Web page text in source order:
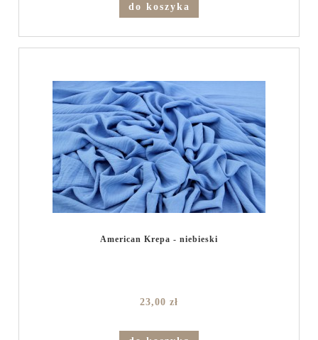
do koszyka
American Krepa - niebieski
23,00 zł